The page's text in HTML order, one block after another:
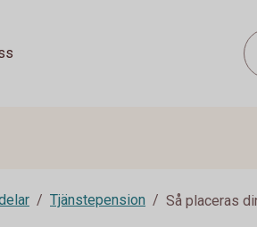
Tjänstepension Så placeras